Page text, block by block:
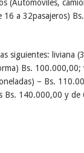
(Automóviles,
a 32pasajeros)
siguientes: liviana
Bs. 100.000,00;
– Bs.
140.000,00 y de